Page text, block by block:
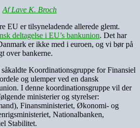
Af Lave K. Broch
EU er tilsyneladende allerede glemt.
deltagelse i EU’s bankunion. Det har
er ikke med i euroen, og vi bør på
over bankerne.
Koordinationsgruppe for Finansiel
og ulemper ved en dansk
I denne koordinationsgruppe vil der
ministerier og styrelser:
Finansministeriet, Økonomi- og
Nationalbanken,
Stabilitet.